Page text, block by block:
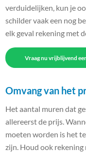
verduidelijken, kun je
schilder vaak een nog
elk geval rekening met
Vraag nu vrijblijvend
Omvang van het
Het aantal muren dat
allereerst de prijs.
moeten worden is het
zijn. Houd ook